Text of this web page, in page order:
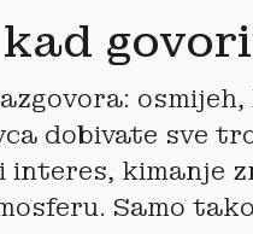
dobivate sve
kimanje
Samo